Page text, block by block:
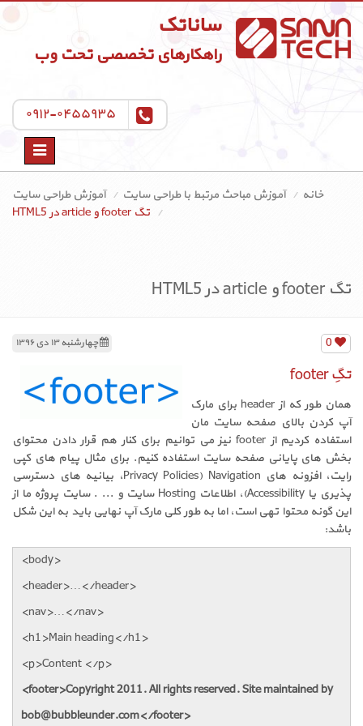
ساناتک
راهکارهای تخصصی تحت وب
۰۹۱۲-۰۴۵۵۹۳۵
Toggle
خانه
آموزش مباحث مرتبط با طراحی سایت
آموزش طراحی سایت
تگ footer و article در HTML5
تگ footer و article در HTML5
چهارشنبه ۱۳ دی ۱۳۹۶ 0
تگِ footer
همان طور که از header برای مارک
آپ کردن بالای صفحه سایت مان
استفاده کردیم از footer نیز می توانیم برای کنار هم قرار دادن محتوای
بخش های پایانی صفحه سایت استفاده کنیم. برای مثال پیام های کپی
رایت، افزونه های Navigation (Privacy Policies، بیانیه های دسترسی
پذیری یا Accessibility)، اطلاعات Hosting سایت و ... . سایت پروژه ما از
این گونه محتوا تهی است، اما به طور کلی مارک آپ نهایی باید به این شکل
باشد:
<body>
<header>…</header>
<nav>…</nav>
<h1>Main heading</h1>
<p>Content </p>
<footer>Copyright 2011. All rights reserved. Site maintained by
bob@bubbleunder.com</footer>